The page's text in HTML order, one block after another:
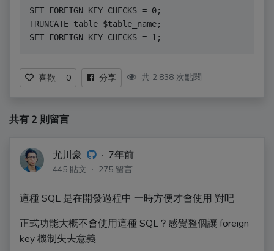
SET FOREIGN_KEY_CHECKS = 0;
TRUNCATE table $table_name;
SET FOREIGN_KEY_CHECKS = 1;
喜歡 0 分享 共 2,838 次點閱
共有 2 則留言
尤川豪 · 7年前
445 貼文 · 275 留言
這種 SQL 是在開發過程中 一時方便才會使用 對吧
正式功能大概不會使用這種 SQL？感覺整個讓 foreign
key 機制失去意義